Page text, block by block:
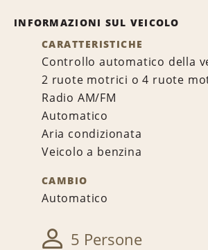
INFORMAZIONI SUL VEICOLO
CARATTERISTICHE
Controllo automatico della
2 ruote motrici o 4 ruote
Radio AM/FM
Automatico
Aria condizionata
Veicolo a benzina
CAMBIO
Automatico
5 Persone